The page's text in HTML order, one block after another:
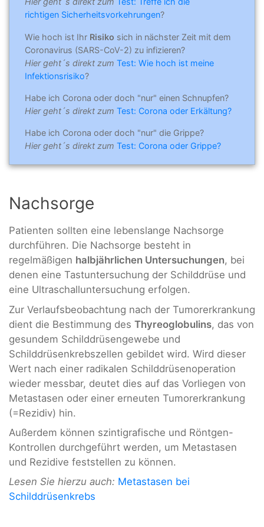
richtigen Sicherheitsvorkehrungen?
Wie hoch ist Ihr Risiko sich in nächster Zeit mit dem
Coronavirus (SARS-CoV-2) zu infizieren?
Hier geht´s direkt zum Test: Wie hoch ist meine
Infektionsrisiko?
Habe ich Corona oder doch "nur" einen Schnupfen?
Hier geht´s direkt zum Test: Corona oder Erkältung?
Habe ich Corona oder doch "nur" die Grippe?
Hier geht´s direkt zum Test: Corona oder Grippe?
Nachsorge
Patienten sollten eine lebenslange Nachsorge
durchführen. Die Nachsorge besteht in
regelmäßigen halbjährlichen Untersuchungen, bei
denen eine Tastuntersuchung der Schilddrüse und
eine Ultraschalluntersuchung erfolgen.
Zur Verlaufsbeobachtung nach der Tumorerkrankung
dient die Bestimmung des Thyreoglobulins, das von
gesundem Schilddrüsengewebe und
Schilddrüsenkrebszellen gebildet wird. Wird dieser
Wert nach einer radikalen Schilddrüsenoperation
wieder messbar, deutet dies auf das Vorliegen von
Metastasen oder einer erneuten Tumorerkrankung
(=Rezidiv) hin.
Außerdem können szintigrafische und Röntgen-
Kontrollen durchgeführt werden, um Metastasen
und Rezidive feststellen zu können.
Lesen Sie hierzu auch: Metastasen bei
Schilddrüsenkrebs